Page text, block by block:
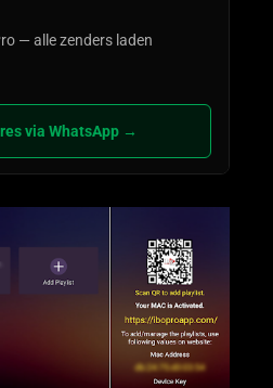
— alle zenders laden
via WhatsApp →